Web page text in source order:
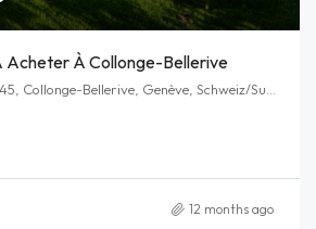
Acheter À Collonge-Bellerive
12 months ago